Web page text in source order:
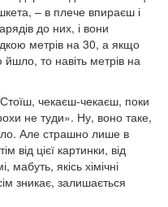
– в плече впираєш і
до них, і вони
метрів на 30, а якщо
то навіть метрів на
чекаєш-чекаєш, поки
не туди». Ну, воно таке,
Але страшно лише в
від цієї картинки, від
мабуть, якісь хімічні
зникає, залишається